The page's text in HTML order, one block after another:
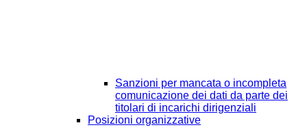
Sanzioni per mancata o incompleta
comunicazione dei dati da parte dei
titolari di incarichi dirigenziali
Posizioni organizzative